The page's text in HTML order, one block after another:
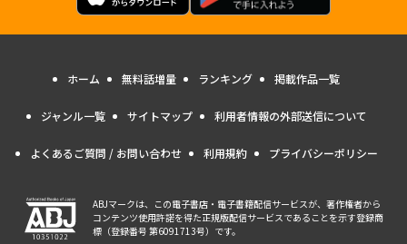
ホーム 無料話増量 ランキング 掲載作品一覧
ジャンル一覧 サイトマップ 利用者情報の外部送信について
よくあるご質問 / お問い合わせ 利用規約 プライバシーポリシー
ABJマークは、この電子書店・電子書籍配信サービスが、著作権者から
コンテンツ使用許諾を得た正規版配信サービスであることを示す登録商
標（登録番号 第6091713号）です。